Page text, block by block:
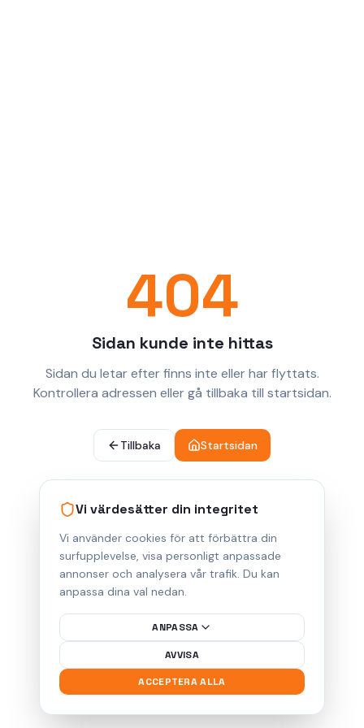
Vi värdesätter din integritet
Vi använder cookies för att förbättra din
surfupplevelse, visa personligt anpassade
annonser och analysera vår trafik. Du kan
anpassa dina val nedan.
ANPASSA
AVVISA
ACCEPTERA ALLA
404
Sidan kunde inte hittas
Sidan du letar efter finns inte eller har flyttats.
Kontrollera adressen eller gå tillbaka till startsidan.
Tillbaka Startsidan